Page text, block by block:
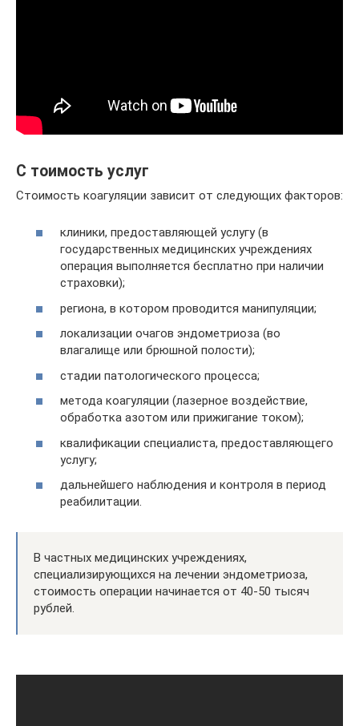
С тоимость услуг
Стоимость коагуляции зависит от следующих факторов:
клиники, предоставляющей услугу (в
государственных медицинских учреждениях
операция выполняется бесплатно при наличии
страховки);
региона, в котором проводится манипуляции;
локализации очагов эндометриоза (во
влагалище или брюшной полости);
стадии патологического процесса;
метода коагуляции (лазерное воздействие,
обработка азотом или прижигание током);
квалификации специалиста, предоставляющего
услугу;
дальнейшего наблюдения и контроля в период
реабилитации.
В частных медицинских учреждениях,
специализирующихся на лечении эндометриоза,
стоимость операции начинается от 40-50 тысяч
рублей.